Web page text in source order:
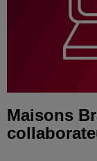
Maisons